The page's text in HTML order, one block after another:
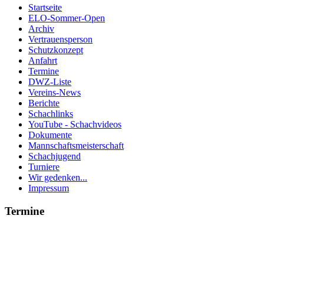
Startseite
ELO-Sommer-Open
Archiv
Vertrauensperson
Schutzkonzept
Anfahrt
Termine
DWZ-Liste
Vereins-News
Berichte
Schachlinks
YouTube - Schachvideos
Dokumente
Mannschaftsmeisterschaft
Schachjugend
Turniere
Wir gedenken...
Impressum
Termine